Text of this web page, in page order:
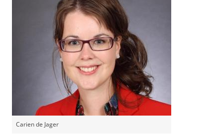
Carien de Jager